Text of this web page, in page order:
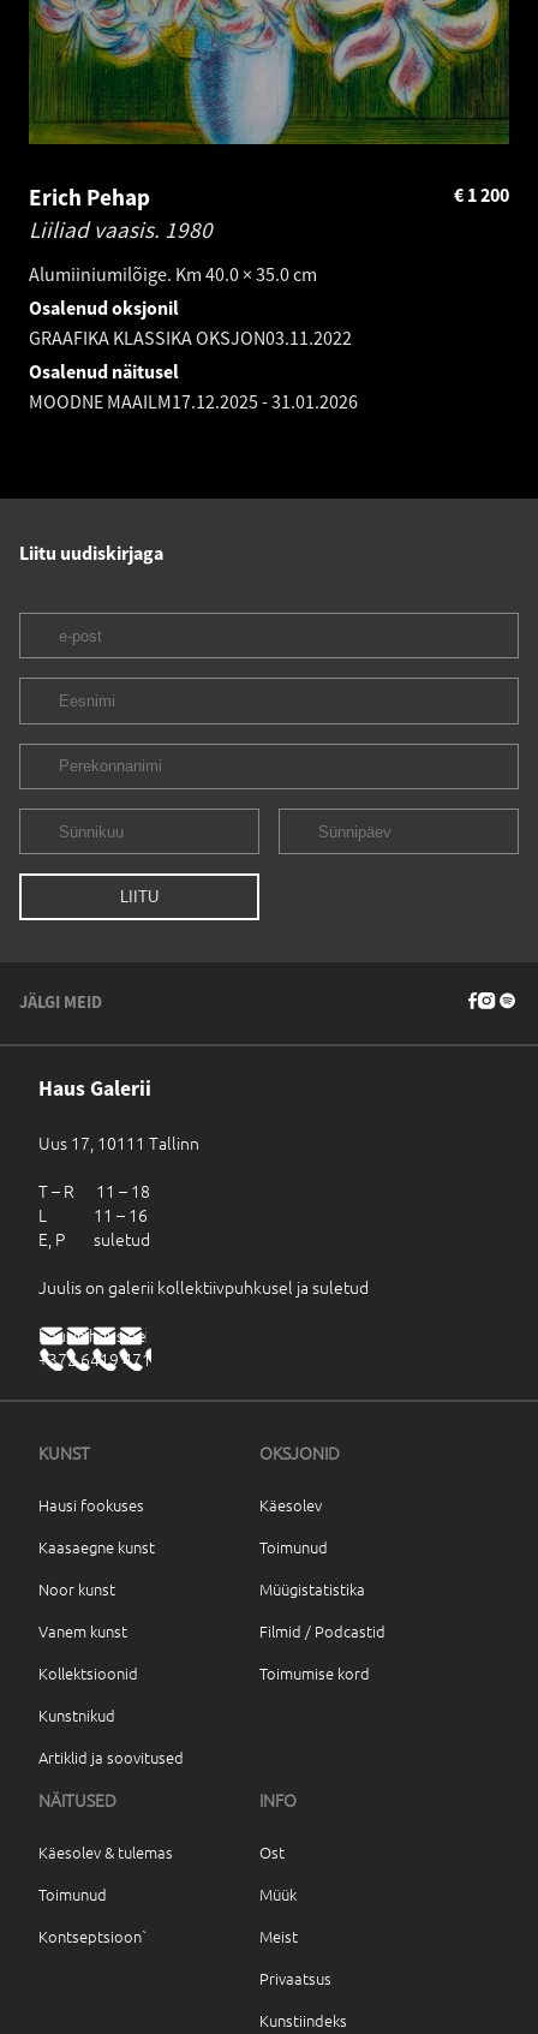
Erich Pehap
Liiliad vaasis. 1980
Alumiiniumilõige. Km 40.0 × 35.0 cm
1 200
€
Osalenud oksjonil
GRAAFIKA KLASSIKA OKSJON03.11.2022
Osalenud näitusel
MOODNE MAAILM17.12.2025-31.01.2026
Liitu uudiskirjaga
JÄLGI MEID
Haus Galerii
Uus 17, 10111 Tallinn
T – R 11 – 18
L 11 – 16
E, P suletud
Juulis on galerii kollektiivpuhkusel ja suletud
haus@haus.ee
+372 6419 471
KUNST
Hausi fookuses
Kaasaegne kunst
Noor kunst
Vanem kunst
Kollektsioonid
Kunstnikud
Artiklid ja soovitused
OKSJONID
Käesolev
Toimunud
Müügistatistika
Filmid / Podcastid
Toimumise kord
NÄITUSED
Käesolev & tulemas
Toimunud
Kontseptsioon`
INFO
Ost
Müük
Meist
Privaatsus
Kunstiindeks